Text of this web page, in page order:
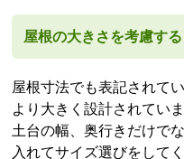
屋根の大きさを考慮する
屋根寸法でも表記されて
より大きく設計されていま
土台の幅、奥行きだけで
入れてサイズ選びをしてく